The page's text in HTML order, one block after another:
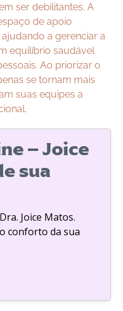
ser debilitantes. A
de apoio
a gerenciar a
equilíbrio saudável
Ao priorizar o
se tornam mais
suas equipes a
– Joice
sua
Joice Matos.
conforto da sua